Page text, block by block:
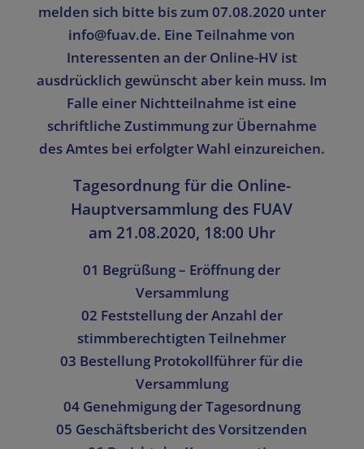
melden sich bitte bis zum 07.08.2020 unter
info@fuav.de. Eine Teilnahme von
Interessenten an der Online-HV ist
ausdrücklich gewünscht aber kein muss. Im
Falle einer Nichtteilnahme ist eine
schriftliche Zustimmung zur Übernahme
des Amtes bei erfolgter Wahl einzureichen.
Tagesordnung für die Online-
Hauptversammlung des FUAV
am 21.08.2020, 18:00 Uhr
01 Begrüßung – Eröffnung der
Versammlung
02 Feststellung der Anzahl der
stimmberechtigten Teilnehmer
03 Bestellung Protokollführer für die
Versammlung
04 Genehmigung der Tagesordnung
05 Geschäftsbericht des Vorsitzenden